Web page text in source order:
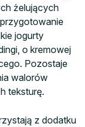
żelujących
jogurty
o kremowej
Pozostaje
walorów
teksturę.
z dodatku